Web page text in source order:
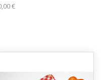
€